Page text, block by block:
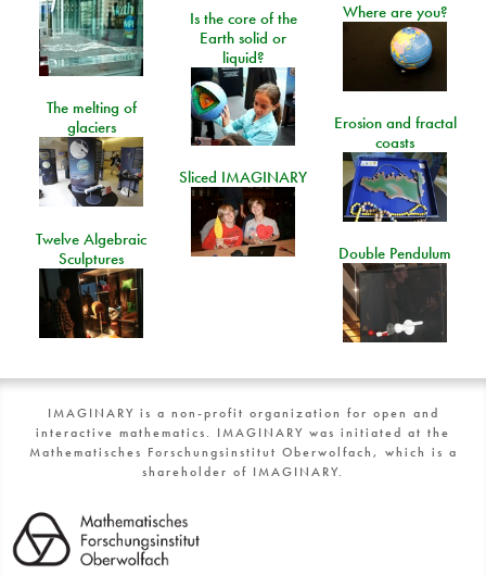
Where are you?
Is the core of the
Earth solid or
liquid?
The melting of
glaciers
Erosion and fractal
coasts
Sliced IMAGINARY
Twelve Algebraic
Sculptures
Double Pendulum
IMAGINARY is a non-profit organization for open and
interactive mathematics. IMAGINARY was initiated at the
Mathematisches Forschungsinstitut Oberwolfach, which is a
shareholder of IMAGINARY.